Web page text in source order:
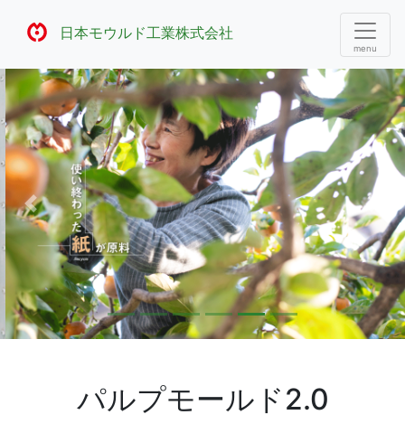
日本モウルド工業株式会社
Previous
パルプモールド2.0